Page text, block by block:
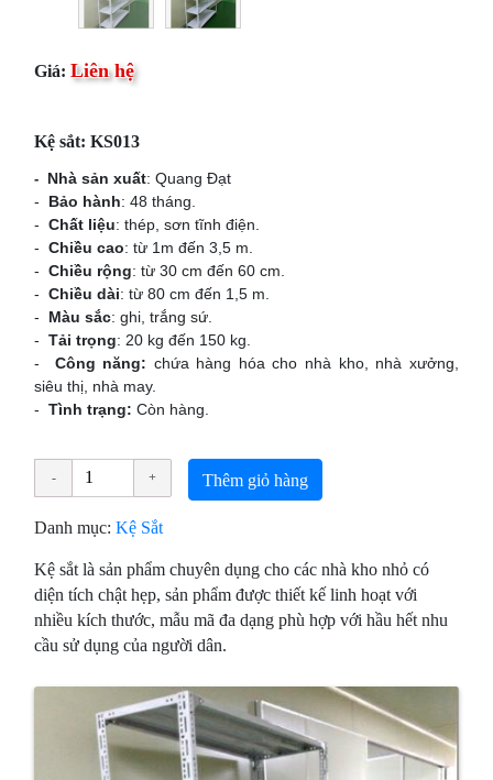
Giá: Liên hệ
Kệ sắt: KS013
- Nhà sản xuất: Quang Đạt
- Bảo hành: 48 tháng.
- Chất liệu: thép, sơn tĩnh điện.
- Chiều cao: từ 1m đến 3,5 m.
-Chiều rộng: từ 30 cm đến 60 cm.
-Chiều dài: từ 80 cm đến 1,5 m.
- Màu sắc: ghi, trắng sứ.
-Tải trọng: 20 kg đến 150 kg.
- Công năng: chứa hàng hóa cho nhà kho, nhà xưởng,
siêu thị, nhà may.
-Tình trạng:Còn hàng.
Thêm giỏ hàng
Danh mục:Kệ Sắt
Kệ sắt là sản phẩm chuyên dụng cho các nhà kho nhỏ có
diện tích chật hẹp, sản phẩm được thiết kế linh hoạt với
nhiều kích thước, mẫu mã đa dạng phù hợp với hầu hết nhu
cầu sử dụng của người dân.